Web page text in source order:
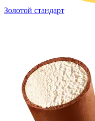
Золотой стандарт